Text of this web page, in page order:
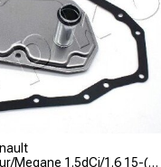
Megane 1.5dCi/1.6 15-(з